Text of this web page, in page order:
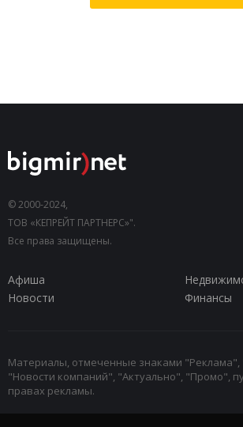
© 2000-2024,
ТОВ «КЕПРЕЙТ ПАРТНЕРС»".
Все права защищены.
Афиша
Новости
Финансы
Материалы, отмеченные знаками "Реклама",
"Новости компаний", "Актуально", "Промо",
правах рекламы.